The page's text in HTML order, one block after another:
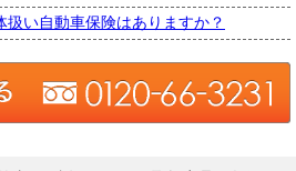
い自動車保険はありますか？